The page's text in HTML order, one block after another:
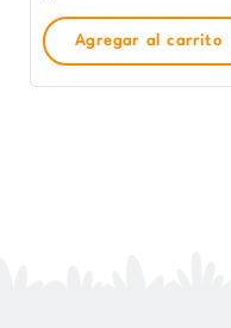
Agregar al carrito